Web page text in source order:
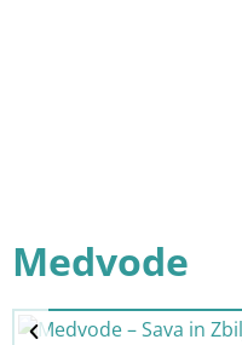
Medvode